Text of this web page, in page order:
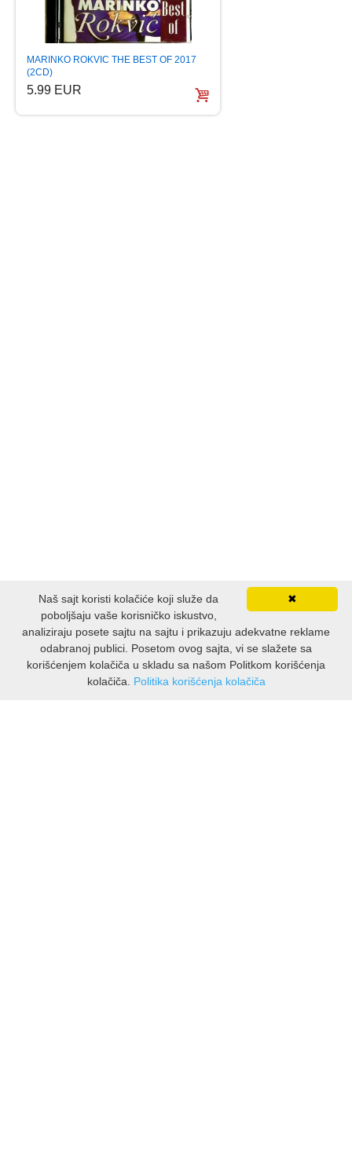
MARINKO ROKVIC THE BEST OF 2017
(2CD)
5.99 EUR
✖
Naš sajt koristi kolačiće koji služe da
poboljšaju vaše korisničko iskustvo,
analiziraju posete sajtu na sajtu i prikazuju adekvatne reklame
odabranoj publici. Posetom ovog sajta, vi se slažete sa
korišćenjem kolačiča u skladu sa našom Politkom korišćenja
kolačiča. Politika korišćenja kolačiča